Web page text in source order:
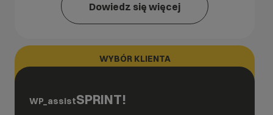
Dowiedz się więcej
WYBÓR KLIENTA
WP_assistSPRINT!